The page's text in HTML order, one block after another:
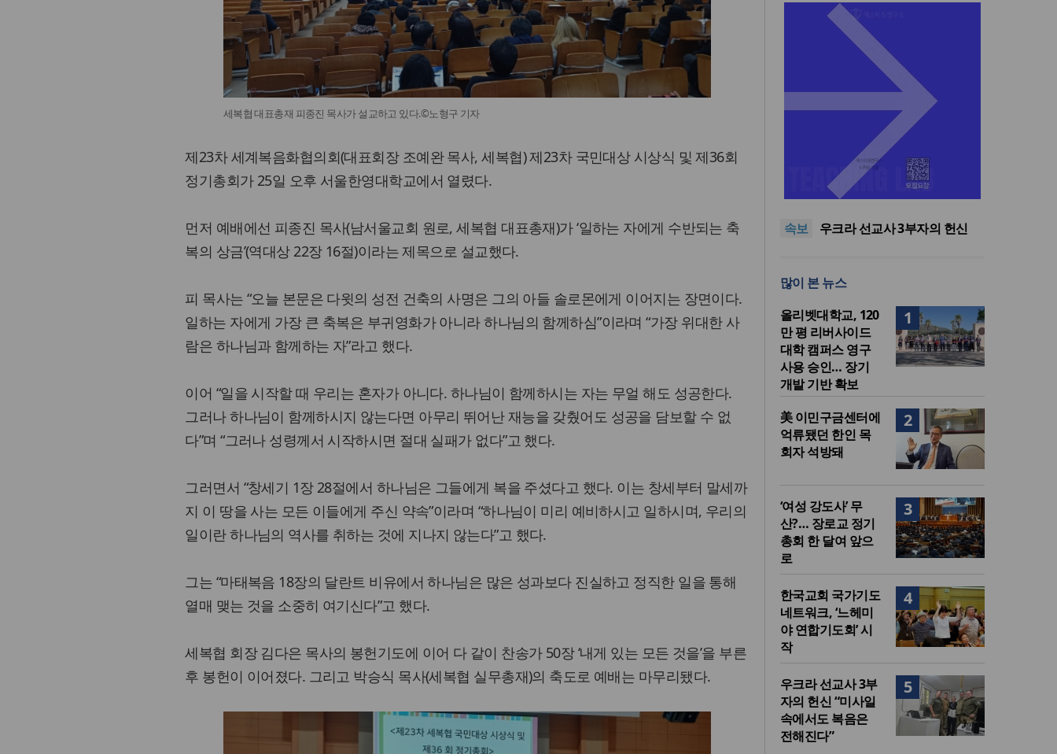
세복협 대표총재 피종진 목사가 설교하고 있다.©노형구 기자
제23차 세계복음화협의회(대표회장 조예완 목사, 세복협) 제23차 국민대상 시상식 및 제36회
정기총회가 25일 오후 서울한영대학교에서 열렸다.
먼저 예배에선 피종진 목사(남서울교회 원로, 세복협 대표총재)가 ‘일하는 자에게 수반되는 축
복의 상금’(역대상 22장 16절)이라는 제목으로 설교했다.
피 목사는 “오늘 본문은 다윗의 성전 건축의 사명은 그의 아들 솔로몬에게 이어지는 장면이다.
일하는 자에게 가장 큰 축복은 부귀영화가 아니라 하나님의 함께하심”이라며 “가장 위대한 사
람은 하나님과 함께하는 자”라고 했다.
이어 “일을 시작할 때 우리는 혼자가 아니다. 하나님이 함께하시는 자는 무얼 해도 성공한다.
그러나 하나님이 함께하시지 않는다면 아무리 뛰어난 재능을 갖췄어도 성공을 담보할 수 없
다”며 “그러나 성령께서 시작하시면 절대 실패가 없다”고 했다.
그러면서 “창세기 1장 28절에서 하나님은 그들에게 복을 주셨다고 했다. 이는 창세부터 말세까
지 이 땅을 사는 모든 이들에게 주신 약속”이라며 “하나님이 미리 예비하시고 일하시며, 우리의
일이란 하나님의 역사를 취하는 것에 지나지 않는다”고 했다.
그는 “마태복음 18장의 달란트 비유에서 하나님은 많은 성과보다 진실하고 정직한 일을 통해
열매 맺는 것을 소중히 여기신다”고 했다.
세복협 회장 김다은 목사의 봉헌기도에 이어 다 같이 찬송가 50장 ‘내게 있는 모든 것을’을 부른
후 봉헌이 이어졌다. 그리고 박승식 목사(세복협 실무총재)의 축도로 예배는 마무리됐다.
속보
인도 마하라슈트라주 개종 금
지법 시행… 기독교계 강력 반
올리벳대학교, 120만 평 리버사
인… 장기 개발 기반 확보
한인 목회자 석방돼
우크라 선교사 3부자의 헌신
지법 시행… 기독교계 강력 반
올리벳대학교, 120만 평 리버사
이드 대학 캠퍼스 영구 사용 승
인… 장기 개발 기반 확보
많이 본 뉴스
1
올리벳대학교, 120
만 평 리버사이드
대학 캠퍼스 영구
사용 승인… 장기
개발 기반 확보
2
美 이민구금센터에
억류됐던 한인 목
회자 석방돼
3
‘여성 강도사’ 무
산?… 장로교 정기
총회 한 달여 앞으
로
4
한국교회 국가기도
네트워크, ‘느헤미
야 연합기도회’ 시
작
5
우크라 선교사 3부
자의 헌신 “미사일
속에서도 복음은
전해진다”